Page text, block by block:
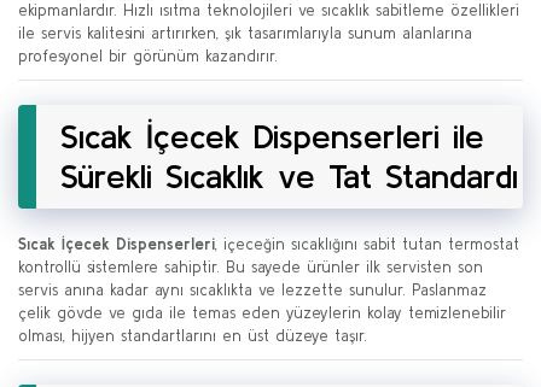
ekipmanlardır. Hızlı ısıtma teknolojileri ve sıcaklık sabitleme özellikleri
ile servis kalitesini artırırken, şık tasarımlarıyla sunum alanlarına
profesyonel bir görünüm kazandırır.
Sıcak İçecek Dispenserleri ile
Sürekli Sıcaklık ve Tat Standardı
Sıcak İçecek Dispenserleri, içeceğin sıcaklığını sabit tutan termostat
kontrollü sistemlere sahiptir. Bu sayede ürünler ilk servisten son
servis anına kadar aynı sıcaklıkta ve lezzette sunulur. Paslanmaz
çelik gövde ve gıda ile temas eden yüzeylerin kolay temizlenebilir
olması, hijyen standartlarını en üst düzeye taşır.